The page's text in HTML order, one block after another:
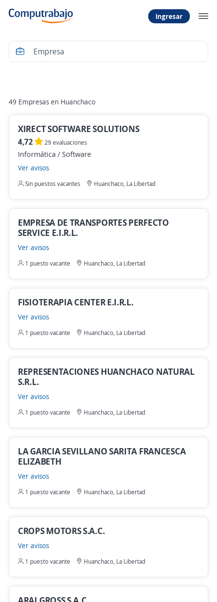
Ingresar
49 Empresas en Huanchaco
XIRECT SOFTWARE SOLUTIONS
4,72 29 evaluaciones
Informática / Software
Ver avisos
Sin puestos vacantes Huanchaco, La Libertad
EMPRESA DE TRANSPORTES PERFECTO
SERVICE E.I.R.L.
Ver avisos
1 puesto vacante Huanchaco, La Libertad
FISIOTERAPIA CENTER E.I.R.L.
Ver avisos
1 puesto vacante Huanchaco, La Libertad
REPRESENTACIONES HUANCHACO NATURAL
S.R.L.
Ver avisos
1 puesto vacante Huanchaco, La Libertad
LA GARCIA SEVILLANO SARITA FRANCESCA
ELIZABETH
Ver avisos
1 puesto vacante Huanchaco, La Libertad
CROPS MOTORS S.A.C.
Ver avisos
1 puesto vacante Huanchaco, La Libertad